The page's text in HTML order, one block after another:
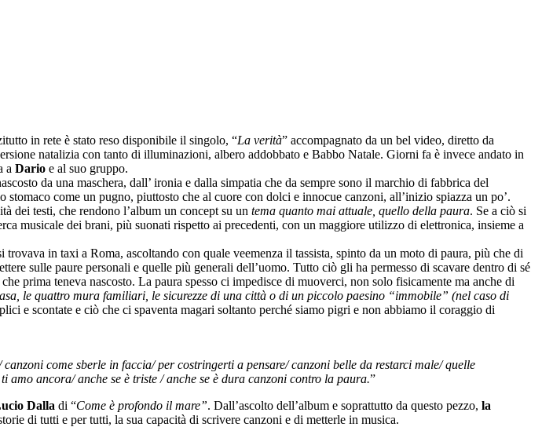
in rete è stato reso disponibile il singolo, “La verità” accompagnato da un bel video, diretto da
natalizia con tanto di illuminazioni, albero addobbato e Babbo Natale. Giorni fa è invece andato in
a Dario e al suo gruppo.
da una maschera, dall’ ironia e dalla simpatia che da sempre sono il marchio di fabbrica del
come un pugno, piuttosto che al cuore con dolci e innocue canzoni, all’inizio spiazza un po’.
dei testi, che rendono l’album un concept su un tema quanto mai attuale, quello della paura. Se a ciò si
musicale dei brani, più suonati rispetto ai precedenti, con un maggiore utilizzo di elettronica, insieme a
in taxi a Roma, ascoltando con quale veemenza il tassista, spinto da un moto di paura, più che di
sulle paure personali e quelle più generali dell’uomo. Tutto ciò gli ha permesso di scavare dentro di sé
prima teneva nascosto. La paura spesso ci impedisce di muoverci, non solo fisicamente ma anche di
le quattro mura familiari, le sicurezze di una città o di un piccolo paesino “immobile” (nel caso di
e scontate e ciò che ci spaventa magari soltanto perché siamo pigri e non abbiamo il coraggio di
come sberle in faccia/ per costringerti a pensare/ canzoni belle da restarci male/ quelle
ancora/ anche se è triste / anche se è dura canzoni contro la paura.”
Dalla di “Come è profondo il mare”. Dall’ascolto dell’album e soprattutto da questo pezzo, la
di tutti e per tutti, la sua capacità di scrivere canzoni e di metterle in musica.